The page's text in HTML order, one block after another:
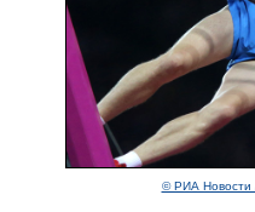
© РИА Новости